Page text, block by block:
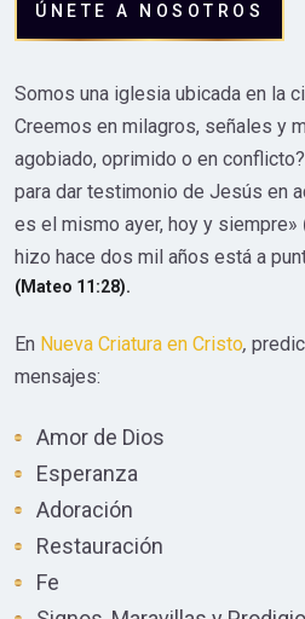
ÚNETE A NOSOTROS
Somos una iglesia ubicada en la
Creemos en milagros, señales y
agobiado, oprimido o en conflicto?
para dar testimonio de Jesús en
es el mismo ayer, hoy y siempre»
hizo hace dos mil años está a
(Mateo 11:28).
En Nueva Criatura en Cristo,
mensajes:
Amor de Dios
Esperanza
Adoración
Restauración
Fe